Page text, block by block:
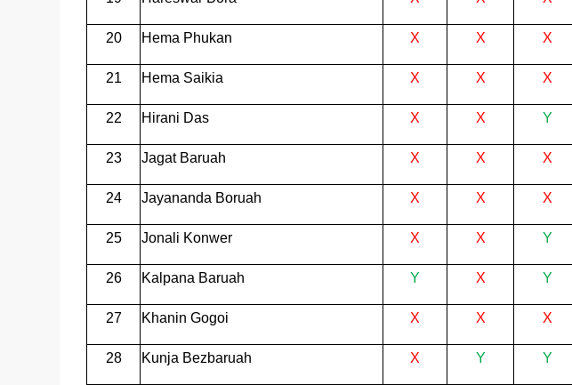
20 Hema Phukan X X X
21 Hema Saikia X X X
22 Hirani Das X X Y
23 Jagat Baruah X X X
24 Jayananda Boruah X X X
25 Jonali Konwer X X Y
26 Kalpana Baruah Y X Y
27 Khanin Gogoi X X X
28 Kunja Bezbaruah X Y Y